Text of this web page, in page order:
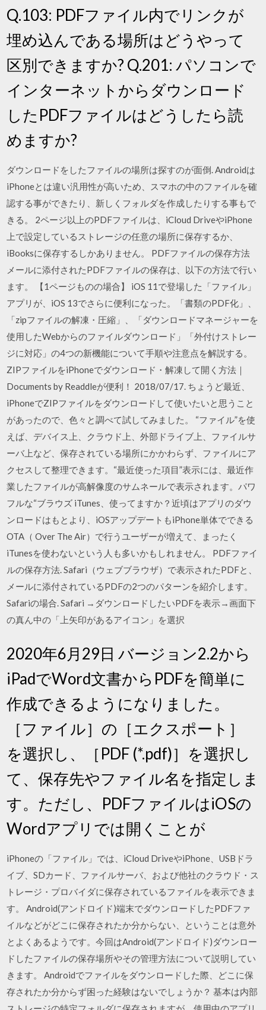
Q.103: PDFファイル内でリンクが
埋め込んである場所はどうやって
区別できますか? Q.201: パソコンで
インターネットからダウンロード
したPDFファイルはどうしたら読
めますか?
ダウンロードをしたファイルの場所は探すのが面倒. Androidは
iPhoneとは違い汎用性が高いため、スマホの中のファイルを確
認する事ができたり、新しくフォルダを作成したりする事もで
きる。 2ページ以上のPDFファイルは、iCloud DriveやiPhone
上で設定しているストレージの任意の場所に保存するか、
iBooksに保存するしかありません。 PDFファイルの保存方法
メールに添付されたPDFファイルの保存は、以下の方法で行い
ます。 【1ページものの場合】 iOS 11で登場した「ファイル」
アプリが、iOS 13でさらに便利になった。「書類のPDF化」、
「zipファイルの解凍・圧縮」、「ダウンロードマネージャーを
使用したWebからのファイルダウンロード」「外付けストレー
ジに対応」の4つの新機能について手順や注意点を解説する。
ZIPファイルをiPhoneでダウンロード・解凍して開く方法｜
Documents by Readdleが便利！ 2018/07/17. ちょうど最近、
iPhoneでZIPファイルをダウンロードして使いたいと思うこと
があったので、色々と調べて試してみました。 ‎“ファイル”を使
えば、デバイス上、クラウド上、外部ドライブ上、ファイルサ
ーバ上など、保存されている場所にかかわらず、ファイルにア
クセスして整理できます。“最近使った項目”表示には、最近作
業したファイルが高解像度のサムネールで表示されます。パワ
フルな“ブラウズ iTunes、使ってますか？近頃はアプリのダウ
ンロードはもとより、iOSアップデートもiPhone単体でできる
OTA（ Over The Air）で行うユーザーが増えて、まったく
iTunesを使わないという人も多いかもしれません。 PDFファイ
ルの保存方法. Safari（ウェブブラウザ）で表示されたPDFと、
メールに添付されているPDFの2つのパターンを紹介します。
Safariの場合. Safari →ダウンロードしたいPDFを表示→画面下
の真ん中の「上矢印があるアイコン」を選択
2020年6月29日 バージョン2.2から
iPadでWord文書からPDFを簡単に
作成できるようになりました。
［ファイル］の［エクスポート］
を選択し、［PDF (*.pdf)］を選択し
て、保存先やファイル名を指定しま
す。ただし、PDFファイルはiOSの
Wordアプリでは開くことが
iPhoneの「ファイル」では、iCloud DriveやiPhone、USBドラ
イブ、SDカード、ファイルサーバ、および他社のクラウド・ス
トレージ・プロバイダに保存されているファイルを表示できま
す。 Android(アンドロイド)端末でダウンロードしたPDFファ
イルなどがどこに保存されたか分からない、ということは意外
とよくあるようです。今回はAndroid(アンドロイド)ダウンロー
ドしたファイルの保存場所やその管理方法について説明してい
きます。 Androidでファイルをダウンロードした際、どこに保
存されたか分からず困った経験はないでしょうか？ 基本は内部